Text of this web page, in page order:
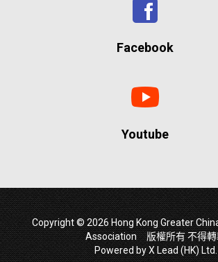
Facebook
Youtube
Copyright © 2026 Hong Kong Greater
Association 版權所有 不得轉
Powered byX Lead (HK) Ltd.